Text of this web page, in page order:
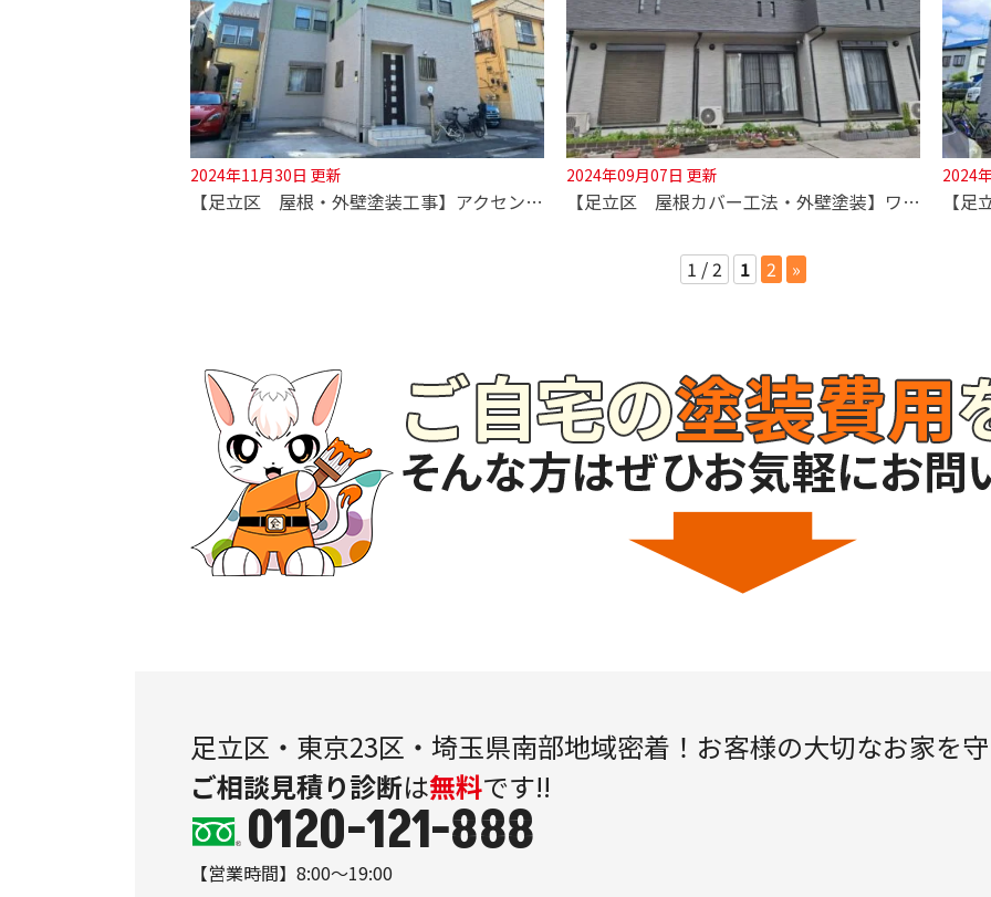
2024年11月30日 更新
【足立区 屋根・外壁塗装工事】アクセントカラーが個性的なお住まいです！
2024年09月07日 更新
【足立区 屋根カバー工法・外壁塗装】ワントーンカラー(グレー系)で美しく統一感のあるお住まいに！
2024
1 / 2 1 2 »
足立区・東京23区・埼玉県南部地域密着！ お客様の大切なお家を
ご相談見積り診断は無料です!!
0120-121-888
【営業時間】8:00～19:00